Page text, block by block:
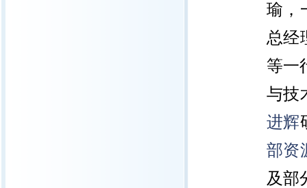
瑜，
总经
等一
与技
进辉
部资
及部